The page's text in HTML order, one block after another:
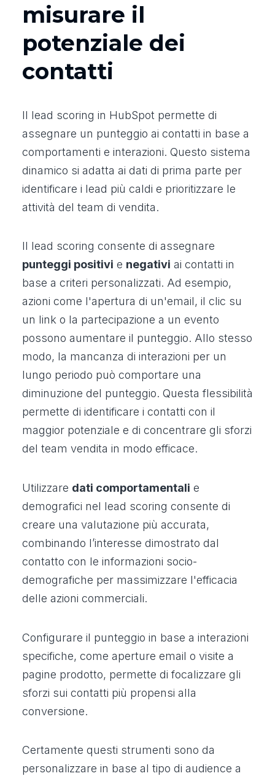
misurare il
potenziale dei
contatti
Il lead scoring in HubSpot permette di
assegnare un punteggio ai contatti in base a
comportamenti e interazioni. Questo sistema
dinamico si adatta ai dati di prima parte per
identificare i lead più caldi e prioritizzare le
attività del team di vendita.
Il lead scoring consente di assegnare
punteggi positivi e negativi ai contatti in
base a criteri personalizzati. Ad esempio,
azioni come l'apertura di un'email, il clic su
un link o la partecipazione a un evento
possono aumentare il punteggio. Allo stesso
modo, la mancanza di interazioni per un
lungo periodo può comportare una
diminuzione del punteggio. Questa flessibilità
permette di identificare i contatti con il
maggior potenziale e di concentrare gli sforzi
del team vendita in modo efficace.
Utilizzare dati comportamentali e
demografici nel lead scoring consente di
creare una valutazione più accurata,
combinando l’interesse dimostrato dal
contatto con le informazioni socio-
demografiche per massimizzare l'efficacia
delle azioni commerciali.
Configurare il punteggio in base a interazioni
specifiche, come aperture email o visite a
pagine prodotto, permette di focalizzare gli
sforzi sui contatti più propensi alla
conversione.
Certamente questi strumenti sono da
personalizzare in base al tipo di audience a